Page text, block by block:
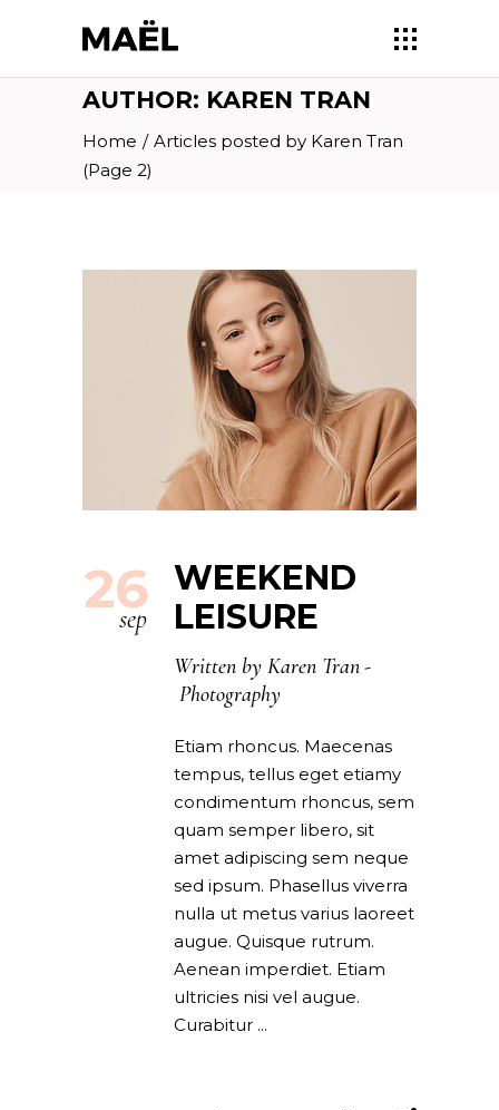
AUTHOR: KAREN TRAN
Home / Articles posted by Karen Tran
(Page 2)
26
sep
WEEKEND
LEISURE
Written by Karen Tran
Photography
Etiam rhoncus. Maecenas
tempus, tellus eget etiamy
condimentum rhoncus, sem
quam semper libero, sit
amet adipiscing sem neque
sed ipsum. Phasellus viverra
nulla ut metus varius laoreet
augue. Quisque rutrum.
Aenean imperdiet. Etiam
ultricies nisi vel augue.
Curabitur